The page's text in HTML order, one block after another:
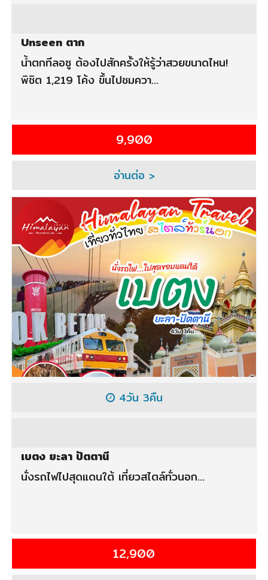
Unseen ตาก
น้ำตกทีลอซู ต้องไปสักครั้งให้รู้ว่าสวยขนาดไหน!
พิชิต 1,219 โค้ง ขึ้นไปชมควา...
9,900
อ่านต่อ >
4วัน 3คืน
เบตง ยะลา ปัตตานี
นั่งรถไฟไปสุดแดนใต้ เที่ยวสไตล์ทั่วนอก...
12,900